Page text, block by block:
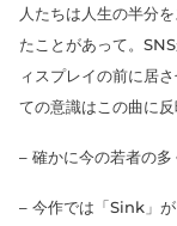
人たちは人生の半分
たことがあって。
ィスプレイの前に居
ての意識はこの曲に反
– 確かに今の若者の多
– 今作では「Sink」